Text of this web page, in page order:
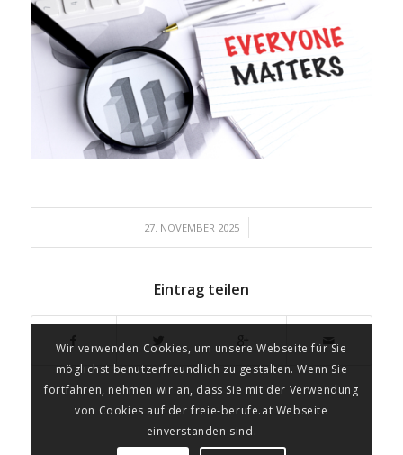
27. NOVEMBER 2025
/
Eintrag teilen
Wir verwenden Cookies, um unsere Webseite für Sie
möglichst benutzerfreundlich zu gestalten. Wenn Sie
fortfahren, nehmen wir an, dass Sie mit der Verwendung
von Cookies auf der freie-berufe.at Webseite
einverstanden sind.